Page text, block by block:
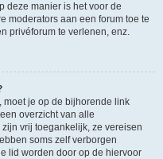
deze manier is het voor de
moderators aan een forum toe te
privéforum te verlenen, enz.
moet je op de bijhorende link
overzicht van alle
vrij toegankelijk, ze vereisen
soms zelf verborgen
lid worden door op de hiervoor